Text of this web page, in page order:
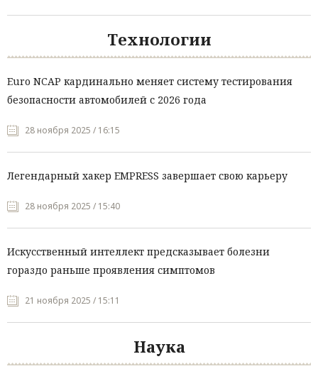
Технологии
Euro NCAP кардинально меняет систему тестирования
безопасности автомобилей с 2026 года
28 ноября 2025 / 16:15
Легендарный хакер EMPRESS завершает свою карьеру
28 ноября 2025 / 15:40
Искусственный интеллект предсказывает болезни
гораздо раньше проявления симптомов
21 ноября 2025 / 15:11
Наука